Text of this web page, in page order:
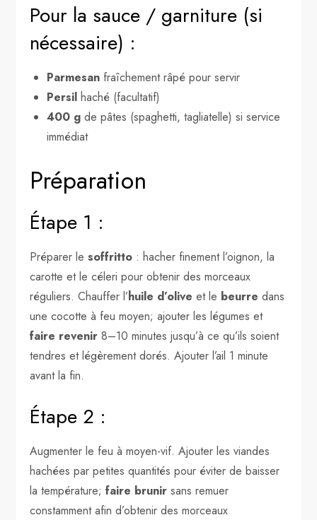
Pour la sauce / garniture (si
nécessaire) :
Parmesan fraîchement râpé pour servir
Persil haché (facultatif)
400 g de pâtes (spaghetti, tagliatelle) si service
immédiat
Préparation
Étape 1 :
Préparer lesoffritto : hacher finement l’oignon, la
carotte et le céleri pour obtenir des morceaux
réguliers. Chauffer l’huile d’olive et le beurre dans
une cocotte à feu moyen; ajouter les légumes et
faire revenir 8–10 minutes jusqu’à ce qu’ils soient
tendres et légèrement dorés. Ajouter l’ail 1 minute
avant la fin.
Étape 2 :
Augmenter le feu à moyen-vif. Ajouter les viandes
hachées par petites quantités pour éviter de baisser
la température;faire brunir sans remuer
constamment afin d’obtenir des morceaux